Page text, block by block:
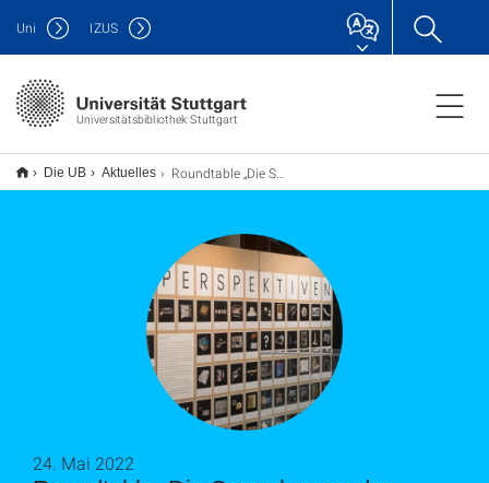
Universitätsbibliothek Stuttgart
Uni IZUS
Die UB Aktuelles Roundtable „Die Sammlungen der Universität Stuttgart. Potenziale und Perspektiven“
24. Mai 2022